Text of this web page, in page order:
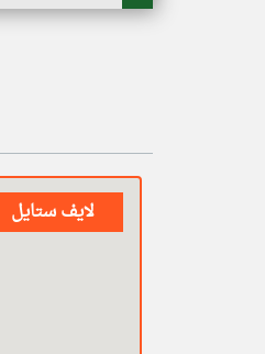
لايف ستايل